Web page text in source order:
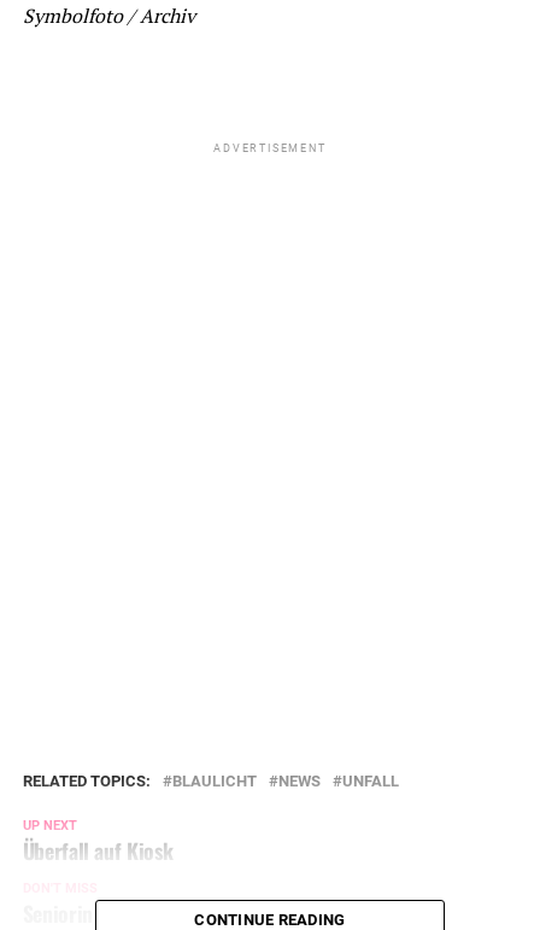
Symbolfoto / Archiv
ADVERTISEMENT
RELATED TOPICS: BLAULICHT NEWS UNFALL
UP NEXT
Überfall auf Kiosk
Seniorin beklaut – Polizei warnt vor Trickdieben
CONTINUE READING